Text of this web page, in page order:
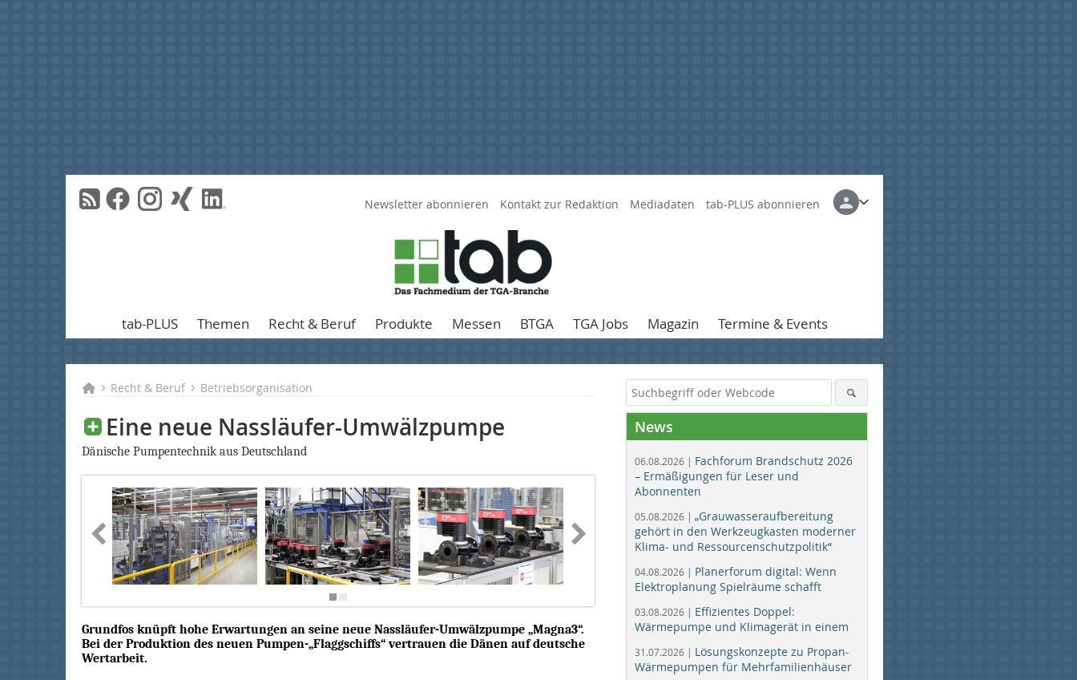
Newsletter abonnieren Kontakt zur Redaktion Mediadaten tab-PLUS abonnieren
tab-PLUS Themen Recht & Beruf Produkte Messen BTGA TGA Jobs Magazin Termine & Events
Recht & Beruf Betriebsorganisation
Eine neue Nassläufer-Umwälzpumpe
Dänische Pumpentechnik aus Deutschland
Grundfos knüpft hohe Erwartungen an seine neue Nassläufer-Umwälzpumpe „Magna3“.
Bei der Produktion des neuen Pumpen-„Flaggschiffs“ vertrauen die Dänen auf deutsche
Wertarbeit.
News
06.08.2026 | Fachforum Brandschutz 2026
– Ermäßigungen für Leser und
Abonnenten
05.08.2026 | „Grauwasseraufbereitung
gehört in den Werkzeugkasten moderner
Klima- und Ressourcenschutzpolitik“
04.08.2026 | Planerforum digital: Wenn
Elektroplanung Spielräume schafft
03.08.2026 | Effizientes Doppel:
Wärmepumpe und Klimagerät in einem
31.07.2026 | Lösungskonzepte zu Propan-
Wärmepumpen für Mehrfamilienhäuser